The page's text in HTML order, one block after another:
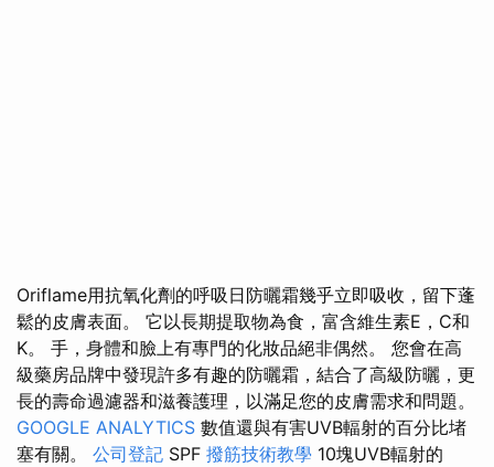
Oriflame用抗氧化劑的呼吸日防曬霜幾乎立即吸收，留下蓬
鬆的皮膚表面。 它以長期提取物為食，富含維生素E，C和
K。 手，身體和臉上有專門的化妝品絕非偶然。 您會在高
級藥房品牌中發現許多有趣的防曬霜，結合了高級防曬，更
長的壽命過濾器和滋養護理，以滿足您的皮膚需求和問題。
GOOGLE ANALYTICS 數值還與有害UVB輻射的百分比堵
塞有關。 公司登記 SPF 撥筋技術教學 10塊UVB輻射的